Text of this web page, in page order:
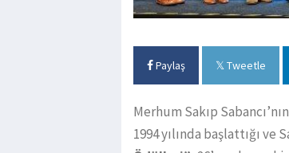
Paylaş Tweetle
Merhum Sakıp
1994 yılında başlattığı ve